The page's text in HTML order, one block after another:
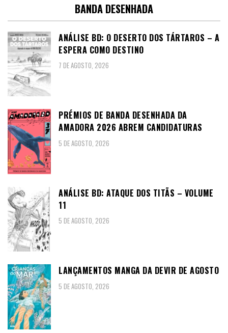
BANDA DESENHADA
ANÁLISE BD: O DESERTO DOS TÁRTAROS – A
ESPERA COMO DESTINO
7 DE AGOSTO, 2026
PRÉMIOS DE BANDA DESENHADA DA
AMADORA 2026 ABREM CANDIDATURAS
5 DE AGOSTO, 2026
ANÁLISE BD: ATAQUE DOS TITÃS – VOLUME
11
5 DE AGOSTO, 2026
LANÇAMENTOS MANGA DA DEVIR DE AGOSTO
5 DE AGOSTO, 2026